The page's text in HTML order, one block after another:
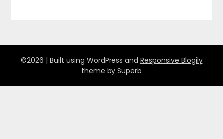
©2026 | Built using WordPress and Responsive Blogily
theme by Superb